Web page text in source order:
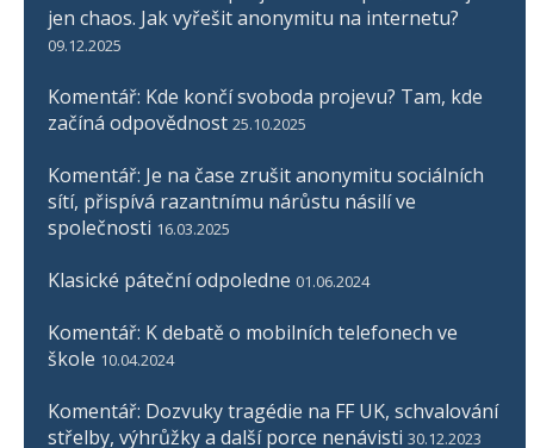
jen chaos. Jak vyřešit anonymitu na internetu?
09.12.2025
Komentář: Kde končí svoboda projevu? Tam, kde
začíná odpovědnost 25.10.2025
Komentář: Je na čase zrušit anonymitu sociálních
sítí, přispívá razantnímu nárůstu násilí ve
společnosti 16.03.2025
Klasické páteční odpoledne 01.06.2024
Komentář: K debatě o mobilních telefonech ve
škole 10.04.2024
Komentář: Dozvuky tragédie na FF UK, schvalování
střelby, výhrůžky a další porce nenávisti 30.12.2023